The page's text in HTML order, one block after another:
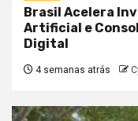
Brasil Acelera
Artificial e
Digital
4 semanas atrás